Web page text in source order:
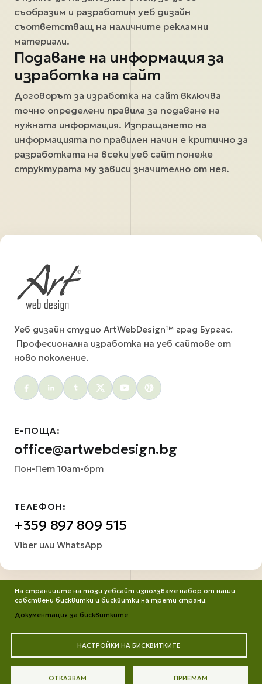
съобразим и разработим уеб дизайн
съответстващ на наличните рекламни
материали.
Подаване на информация за
изработка на сайт
Договорът за изработка на сайт включва
точно определени правила за подаване на
нужната информация. Изпращането на
информацията по правилен начин е критично за
разработката на всеки уеб сайт понеже
структурата му зависи значително от нея.
Уеб дизайн студио ArtWebDesign™ град Бургас.
Професионална изработка на уеб сайтове от
ново поколение.
Social menu
На страниците на този уебсайт използваме набор от наши
собствени бисквитки и бисквитки на трети страни.
Документация за бисквитките
НАСТРОЙКИ НА БИСКВИТКИТЕ
ОТКАЗВАМ ПРИЕМАМ
Е-ПОЩА:
office@artwebdesign.bg
Пон-Пет 10am-6pm
ТЕЛЕФОН:
+359 897 809 515
Viber или WhatsApp
Всички права запазени. Работим от ©2013 до днес
Портфолио
Защита на личните данни
Цени